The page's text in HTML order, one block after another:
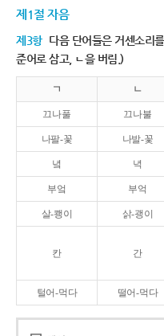
제1절 자음
제3항 다음 단어들은 거센소리
준어로 삼고, ㄴ을 버림.)
ㄱ ㄴ
끄나풀 끄나불
나팔-꽃 나발-꽃
녘 녁
부엌 부억
살-쾡이 삵-괭이
칸 간
털어-먹다 떨어-먹다